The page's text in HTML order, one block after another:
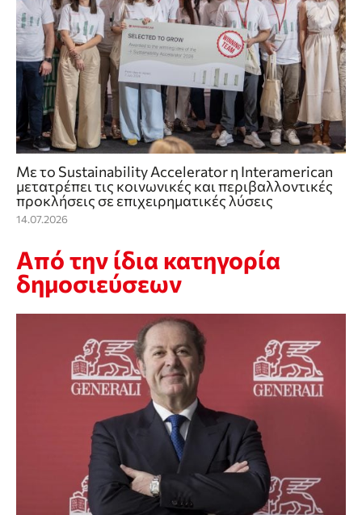
Με το Sustainability Accelerator η Interamerican
μετατρέπει τις κοινωνικές και περιβαλλοντικές
προκλήσεις σε επιχειρηματικές λύσεις
14.07.2026
Από την ίδια κατηγορία
δημοσιεύσεων